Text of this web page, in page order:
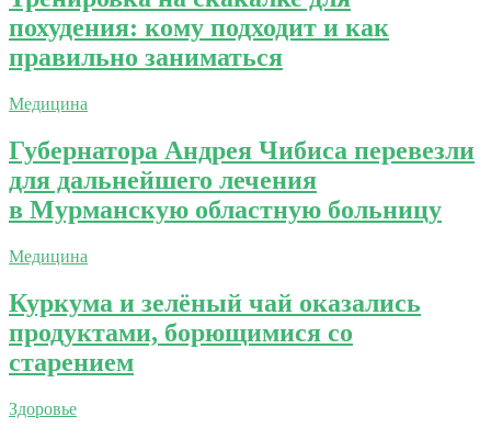
похудения: кому подходит и как
правильно заниматься
Медицина
Губернатора Андрея Чибиса перевезли
для дальнейшего лечения
в Мурманскую областную больницу
Медицина
Куркума и зелёный чай оказались
продуктами, борющимися со
старением
Здоровье